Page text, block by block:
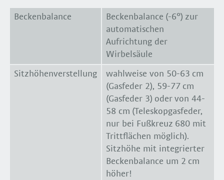
Beckenbalance
Beckenbalance (-6°) zur
automatischen
Aufrichtung der
Wirbelsäule
Sitzhöhenverstellung
wahlweise von 50-63 cm
(Gasfeder 2), 59-77 cm
(Gasfeder 3) oder von 44-
58 cm (Teleskopgasfeder,
nur bei Fußkreuz 680 mit
Trittflächen möglich).
Sitzhöhe mit integrierter
Beckenbalance um 2 cm
höher!